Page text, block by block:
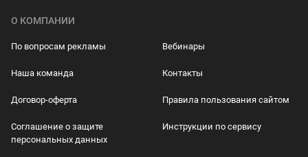
О КОМПАНИИ
По вопросам рекламы Вебинары
Наша команда Контакты
Договор-оферта Правила пользования сайтом
Соглашение о защите
персональных данных
Инструкции по сервису